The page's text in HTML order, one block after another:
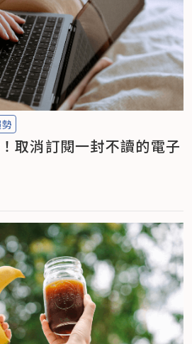
取消訂閱一封不讀的電子